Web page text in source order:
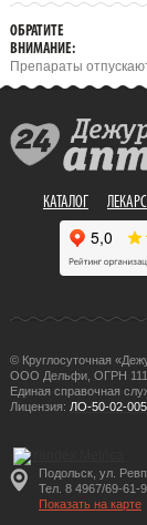
ОБРАТИТЕ
ВНИМАНИЕ:
Препараты
КАТАЛОГ
© Круглосуточная
ООО Дельфи, ОГРН
Единая справочная
Лицензия: ЛО-50-02-
Подольск, ул.
Тел. 8 4967/69-61-
Показать на карте